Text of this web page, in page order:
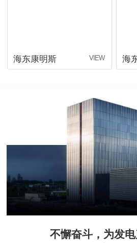
海东康明斯 海
不懈奋斗，为发